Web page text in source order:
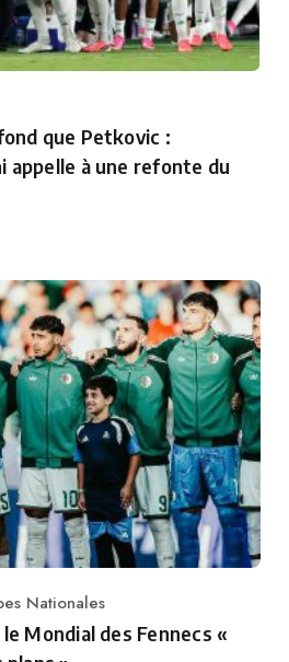
que Petkovic :
appelle à une refonte du
Nationales
Mondial des Fennecs «